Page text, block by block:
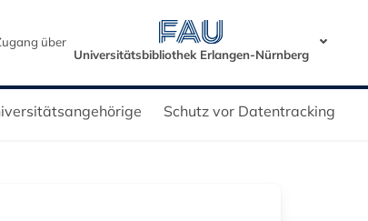
über
Universitätsbibliothek Erlangen-Nürnberg
Schutz vor Datentracking